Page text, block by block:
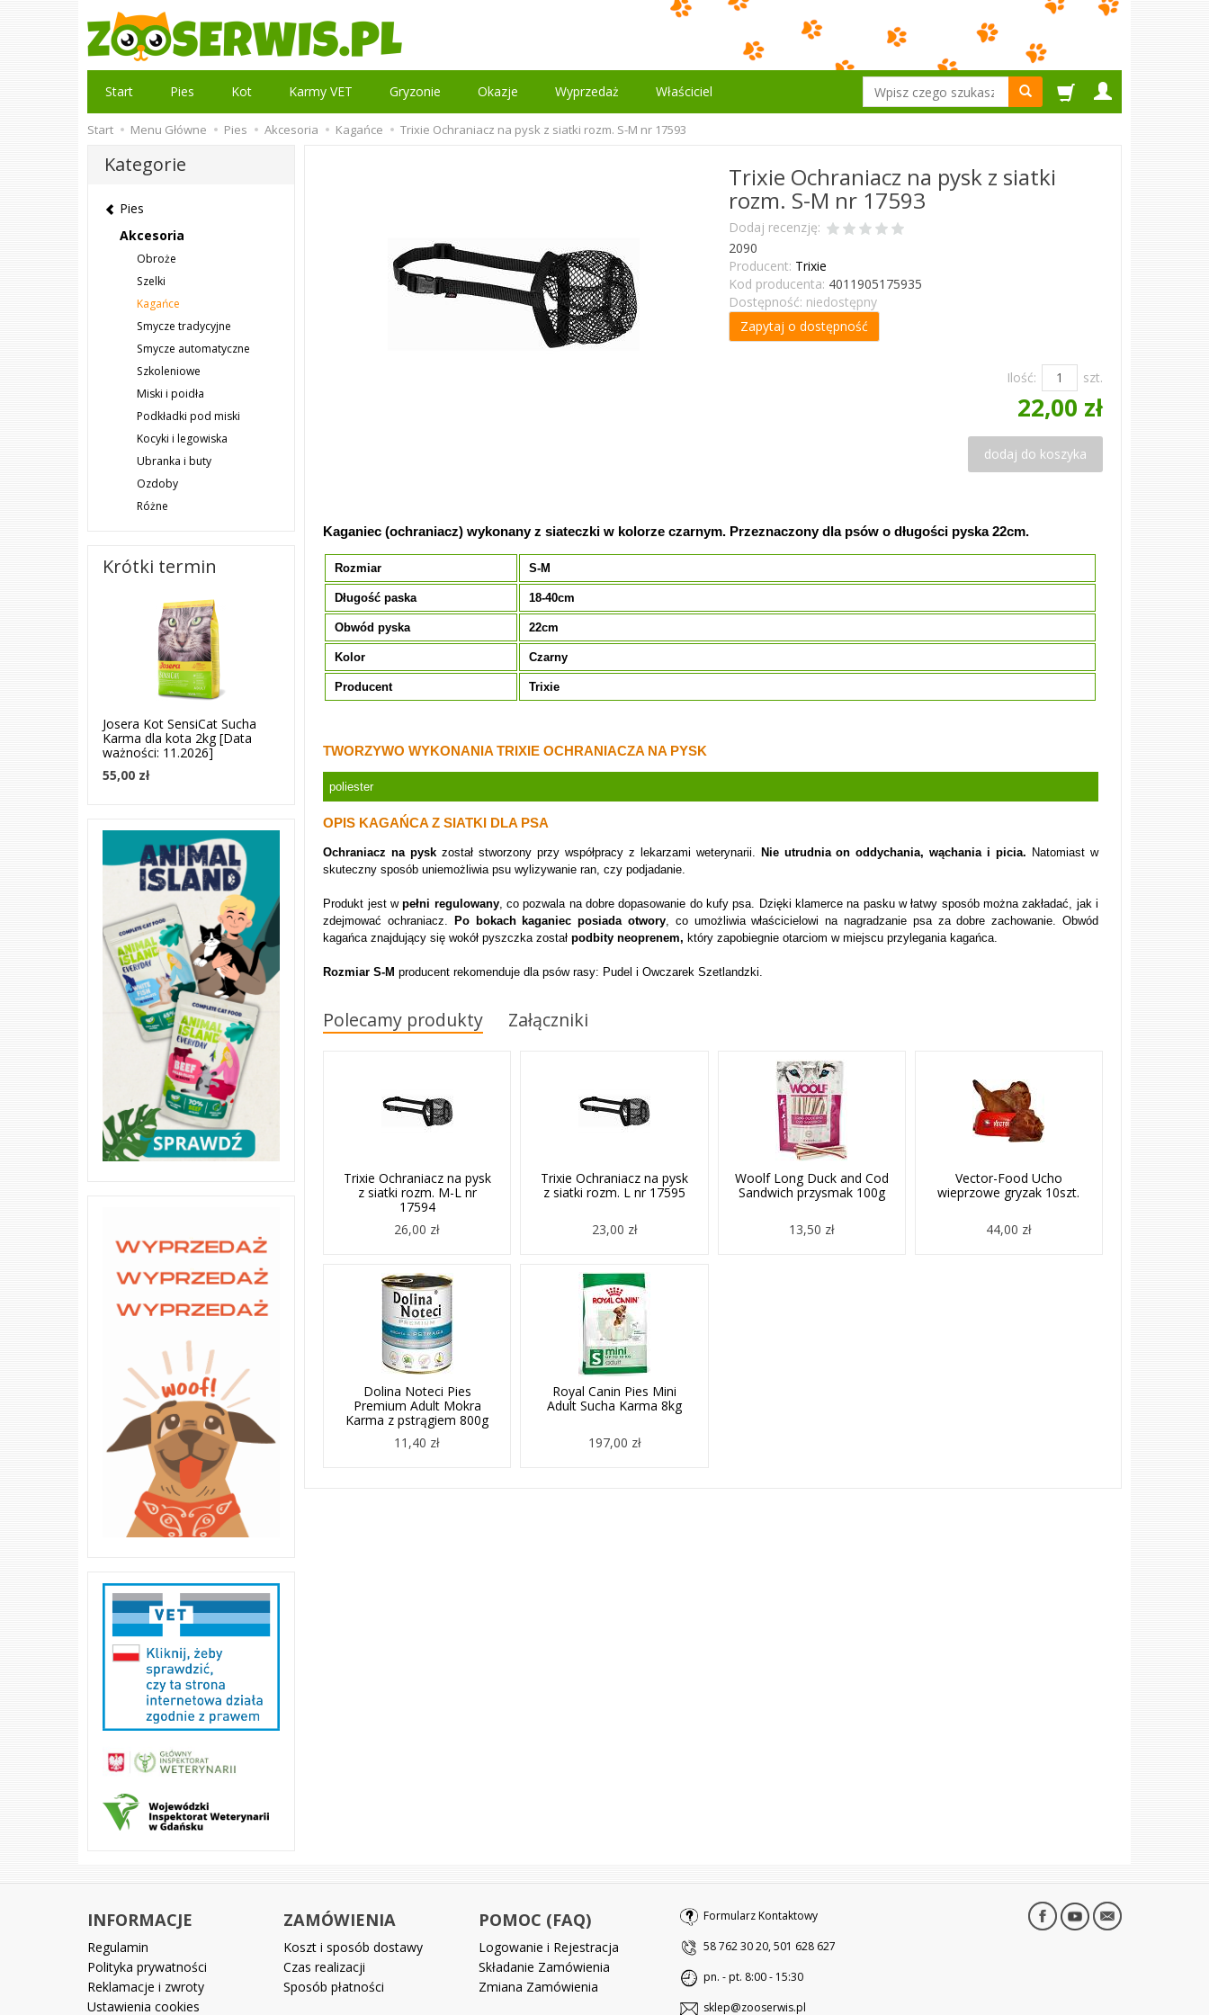
Wyszukaj
Start Pies Kot Karmy VET Gryzonie Okazje Wyprzedaż Właściciel
Start Menu Główne Pies Akcesoria Kagańce Trixie Ochraniacz na pysk z siatki rozm. S-M nr 17593
Trixie Ochraniacz na pysk z siatki
rozm. S-M nr 17593
Dodaj recenzję:
2090
Producent: Trixie
Kod producenta: 4011905175935
Dostępność: niedostępny
Zapytaj o dostępność
Ilość: szt.
22,00 zł
dodaj do koszyka
Kaganiec (ochraniacz) wykonany z siateczki w kolorze czarnym. Przeznaczony dla psów o długości pyska 22cm.
Rozmiar S-M
Długość paska 18-40cm
Obwód pyska 22cm
Kolor Czarny
Producent Trixie
TWORZYWO WYKONANIA TRIXIE OCHRANIACZA NA PYSK
poliester
OPIS KAGAŃCA Z SIATKI DLA PSA
Ochraniacz na pyskzostał stworzony przy współpracy z lekarzami weterynarii. Nie utrudnia on oddychania, wąchania i picia. Natomiast w
skuteczny sposób uniemożliwia psu wylizywanie ran, czy podjadanie.
Produkt jest wpełni regulowany, co pozwala na dobre dopasowanie do kufy psa. Dzięki klamerce na pasku w łatwy sposób można zakładać, jak i
zdejmować ochraniacz.
Po bokach kaganiec posiada otwory, co umożliwia właścicielowi na nagradzanie psa za dobre zachowanie. Obwód
kagańca znajdujący się wokół pyszczka zostałpodbity neoprenem, który zapobiegnie otarciom w miejscu przylegania kagańca.
Rozmiar S-M producent rekomenduje dla psów rasy: Pudel i Owczarek Szetlandzki.
Polecamy produkty Załączniki
Trixie Ochraniacz na pysk
z siatki rozm. M-L nr
17594
26,00 zł
Trixie Ochraniacz na pysk
z siatki rozm. L nr 17595
23,00 zł
Woolf Long Duck and Cod
Sandwich przysmak 100g
13,50 zł
Vector-Food Ucho
wieprzowe gryzak 10szt.
44,00 zł
Dolina Noteci Pies
Premium Adult Mokra
Karma z pstrągiem 800g
11,40 zł
Royal Canin Pies Mini
Adult Sucha Karma 8kg
197,00 zł
Kategorie
Pies
Akcesoria
Obroże
Szelki
Kagańce
Smycze tradycyjne
Smycze automatyczne
Szkoleniowe
Miski i poidła
Podkładki pod miski
Kocyki i legowiska
Ubranka i buty
Ozdoby
Różne
Krótki termin
Josera Kot SensiCat Sucha
Karma dla kota 2kg [Data
ważności: 11.2026]
55,00 zł
INFORMACJE
Regulamin
Polityka prywatności
Reklamacje i zwroty
Ustawienia cookies
ZAMÓWIENIA
Koszt i sposób dostawy
Czas realizacji
Sposób płatności
POMOC (FAQ)
Logowanie i Rejestracja
Składanie Zamówienia
Zmiana Zamówienia
Formularz Kontaktowy
58 762 30 20, 501 628 627
pn. - pt. 8:00 - 15:30
sklep@zooserwis.pl